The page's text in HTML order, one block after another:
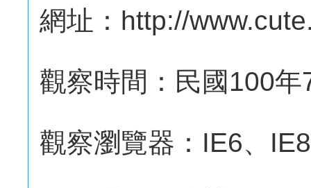
網址：http://
觀察時間：民國100年
觀察瀏覽器：IE6、